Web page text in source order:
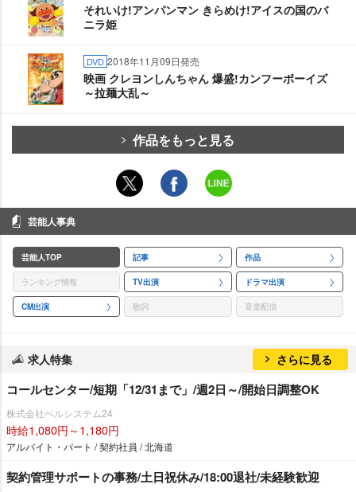
それいけ!アンパンマン きらめけ!アイスの国のバ
ニラ姫
DVD 2018年11月09日発売
映画 クレヨンしんちゃん 爆盛!カンフーボーイズ
～拉麺大乱～
作品をもっと見る
芸能人事典
芸能人TOP 記事 作品
ランキング情報 TV出演 ドラマ出演
CM出演 歌詞 音楽配信
求人特集 さらに見る
コールセンター/短期「12/31まで」/週2日～/開始日調整OK
株式会社ベルシステム24
時給1,080円～1,180円
アルバイト・パート / 契約社員 / 北海道
契約管理サポートの事務/土日祝休み/18:00退社/未経験歓迎